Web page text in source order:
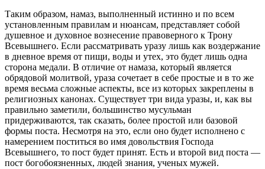
Таким образом, намаз, выполненный истинно и по всем
установленным правилам и нюансам, представляет собой
душевное и духовное вознесение правоверного к Трону
Всевышнего. Если рассматривать уразу лишь как воздержание
в дневное время от пищи, воды и утех, это будет лишь одна
сторона медали. В отличие от намаза, который является
обрядовой молитвой, ураза сочетает в себе простые и в то же
время весьма сложные аспекты, все из которых закреплены в
религиозных канонах. Существует три вида уразы, и, как вы
правильно заметили, большинство мусульман
придерживаются, так сказать, более простой или базовой
формы поста. Несмотря на это, если оно будет исполнено с
намерением поститься во имя довольствия Господа
Всевышнего, то пост будет принят. Есть и второй вид поста —
пост богобоязненных, людей знания, ученых мужей.